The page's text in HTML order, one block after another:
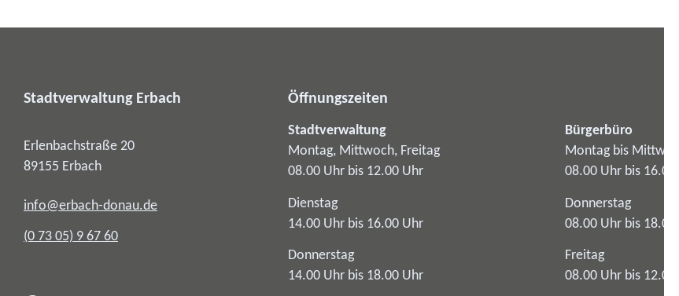
Stadtverwaltung Erbach
Erlenbachstraße 20
89155 Erbach
info@erbach-donau.de
(0 73 05) 9 67 60
Öffnungszeiten
Stadtverwaltung
Montag, Mittwoch, Freitag
08.00 Uhr bis 12.00 Uhr
Dienstag
14.00 Uhr bis 16.00 Uhr
Donnerstag
14.00 Uhr bis 18.00 Uhr
Bürgerbüro
Montag bis
08.00 Uhr bis 16.00
Donnerstag
08.00 Uhr bis 18.00
Freitag
08.00 Uhr bis 12.00